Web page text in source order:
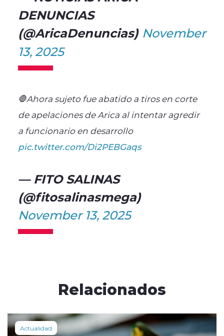
DENUNCIAS
(@AricaDenuncias) November
13, 2025
🛑Ahora sujeto fue abatido a tiros en corte
de apelaciones de Arica al intentar agredir
a funcionario en desarrollo
pic.twitter.com/Di2PEBGaqs
— FITO SALINAS
(@fitosalinasmega)
November 13, 2025
Relacionados
Actualidad